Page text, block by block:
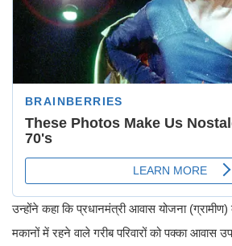
उन्होंने कहा कि प्रधानमंत्री आवास योजना
मकानों में रहने वाले गरीब परिवारों को पक्का आवास